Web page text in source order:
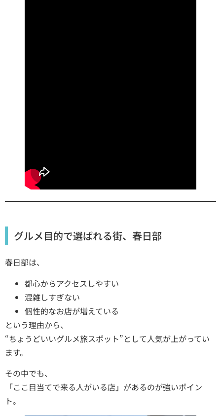
グルメ目的で選ばれる街、春日部
春日部は、
都心からアクセスしやすい
混雑しすぎない
個性的なお店が増えている
という理由から、
“ちょうどいいグルメ旅スポット”として人気が上がってい
ます。
その中でも、
「ここ目当てで来る人がいる店」があるのが強いポイン
ト。